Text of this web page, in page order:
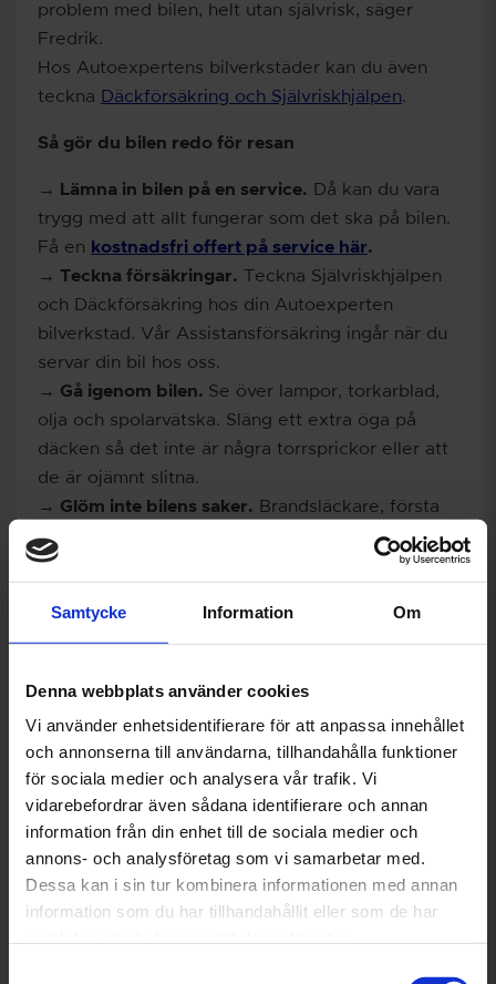
Samtycke Information Om
Denna webbplats använder cookies
Vi använder enhetsidentifierare för att anpassa innehållet
och annonserna till användarna, tillhandahålla funktioner
för sociala medier och analysera vår trafik. Vi
vidarebefordrar även sådana identifierare och annan
information från din enhet till de sociala medier och
annons- och analysföretag som vi samarbetar med.
Dessa kan i sin tur kombinera informationen med annan
information som du har tillhandahållit eller som de har
problem med bilen, helt utan självrisk, säger
Fredrik.
Hos Autoexpertens bilverkstäder kan du även
teckna Däckförsäkring och Självriskhjälpen.
Så gör du bilen redo för resan
→ Lämna in bilen på en service. Då kan du vara
trygg med att allt fungerar som det ska på bilen.
Få en kostnadsfri offert på service här.
→ Teckna försäkringar. Teckna Självriskhjälpen
och Däckförsäkring hos din Autoexperten
bilverkstad. Vår Assistansförsäkring ingår när du
servar din bil hos oss.
→ Gå igenom bilen. Se över lampor, torkarblad,
olja och spolarvätska. Släng ett extra öga på
däcken så det inte är några torrsprickor eller att
de är ojämnt slitna.
→ Glöm inte bilens saker. Brandsläckare, första
hjälpen-kit och extra bilnyckel.
→ Packa rätt och säkert.
Tunga saker i botten
→ Om oturen är framme.Ingen fara, våra 400
verkstäder finns där för dig.
Så får du din bil att rulla längre
En gång i månaden
Regelbundet, vid behov